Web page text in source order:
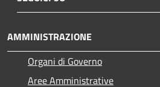
AMMINISTRAZIONE
Organi di Governo
Aree Amministrative